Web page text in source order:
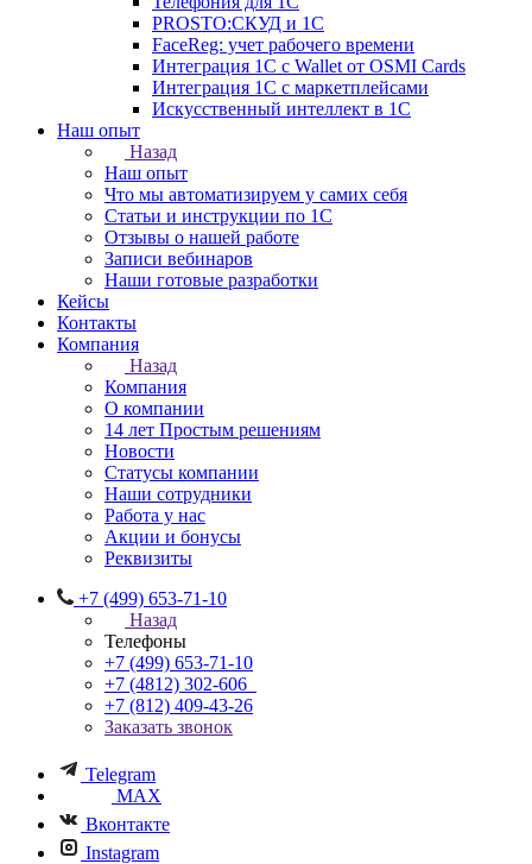
PROSTO:СКУД и 1С
FaceReg: учет рабочего времени
Интеграция 1С с Wallet от OSMI Cards
Интеграция 1С с маркетплейсами
Искусственный интеллект в 1С
Наш опыт
Назад
Наш опыт
Что мы автоматизируем у самих себя
Статьи и инструкции по 1С
Отзывы о нашей работе
Записи вебинаров
Наши готовые разработки
Кейсы
Контакты
Компания
Назад
Компания
О компании
14 лет Простым решениям
Новости
Статусы компании
Наши сотрудники
Работа у нас
Акции и бонусы
Реквизиты
+7 (499) 653-71-10
Назад
Телефоны
+7 (499) 653-71-10
+7 (4812) 302-606
+7 (812) 409-43-26
Заказать звонок
Telegram
MAX
Вконтакте
Instagram